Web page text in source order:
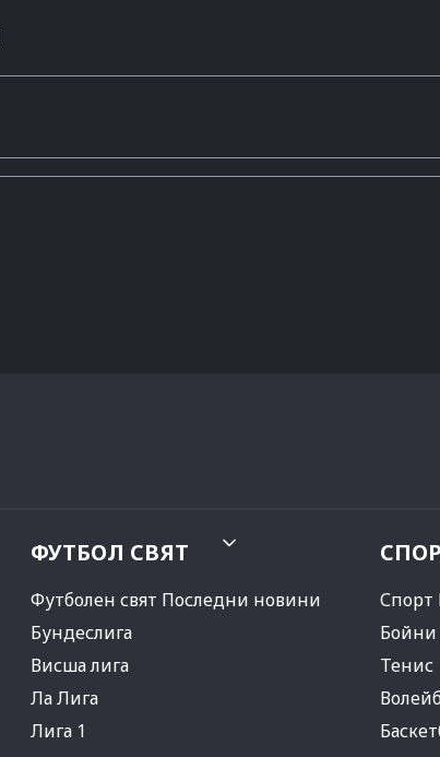
ФУТБОЛ СВЯТ
Футболен свят Последни новини
Бундеслига
Висша лига
Ла Лига
Лига 1
Спорт
Бойни
Тенис